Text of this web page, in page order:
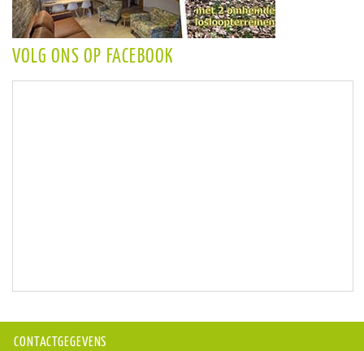
VOLG ONS OP FACEBOOK
CONTACTGEGEVENS